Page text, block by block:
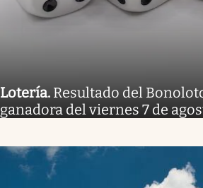
Lotería. Resultado del
ganadora del viernes 7 de